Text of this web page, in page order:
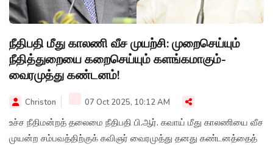
நீதிபதி மீது காலணி வீச முயற்சி: முறைசெய்யும்
நீதித்துறையை கறைசெய்யும் களங்கமாகும்-
வைரமுத்து கண்டனம்!
Christon 07 Oct 2025, 10:12 AM
உச்ச நீதிமன்றத் தலைமை நீதிபதி பி.ஆர். கவாய் மீது காலணியை வீச
முயன்ற சம்பவத்திற்குக் கவிஞர் வைரமுத்து தனது கண்டனத்தைத்